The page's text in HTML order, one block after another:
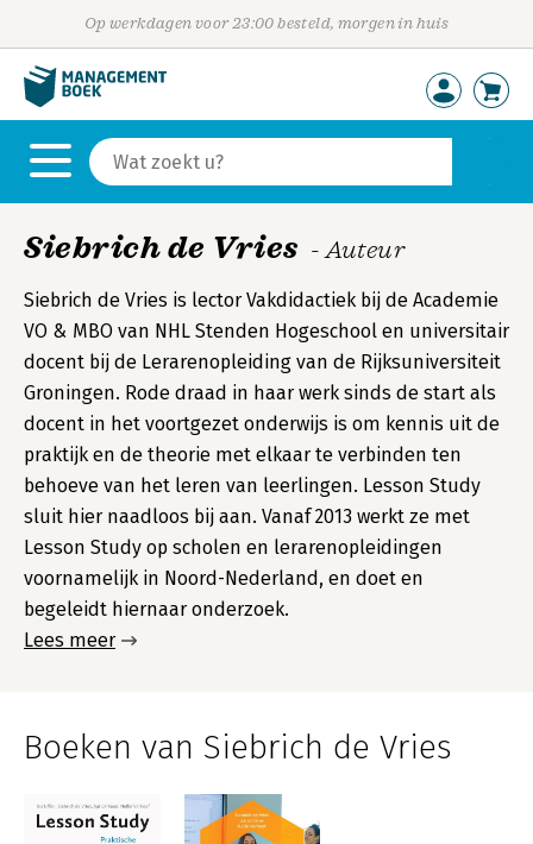
Op werkdagen voor 23:00 besteld, morgen in huis
Siebrich de Vries - Auteur
Siebrich de Vries is lector Vakdidactiek bij de Academie
VO & MBO van NHL Stenden Hogeschool en universitair
docent bij de Lerarenopleiding van de Rijksuniversiteit
Groningen. Rode draad in haar werk sinds de start als
docent in het voortgezet onderwijs is om kennis uit de
praktijk en de theorie met elkaar te verbinden ten
behoeve van het leren van leerlingen. Lesson Study
sluit hier naadloos bij aan. Vanaf 2013 werkt ze met
Lesson Study op scholen en lerarenopleidingen
voornamelijk in Noord-Nederland, en doet en
begeleidt hiernaar onderzoek.
Lees meer
Boeken van Siebrich de Vries